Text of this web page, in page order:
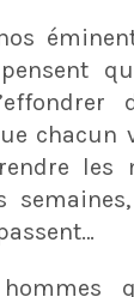
chacun
les